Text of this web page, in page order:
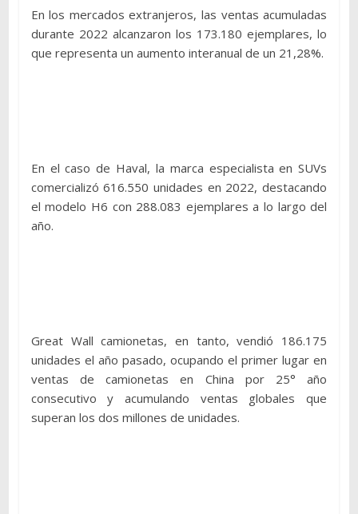
En los mercados extranjeros, las ventas acumuladas
durante 2022 alcanzaron los 173.180 ejemplares, lo
que representa un aumento interanual de un 21,28%.
En el caso de Haval, la marca especialista en SUVs
comercializó 616.550 unidades en 2022, destacando
el modelo H6 con 288.083 ejemplares a lo largo del
año.
Great Wall camionetas, en tanto, vendió 186.175
unidades el año pasado, ocupando el primer lugar en
ventas de camionetas en China por 25° año
consecutivo y acumulando ventas globales que
superan los dos millones de unidades.